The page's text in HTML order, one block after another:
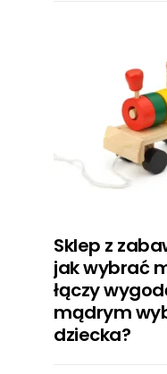
Sklep z
jak wybrać
łączy
mądrym
dziecka?